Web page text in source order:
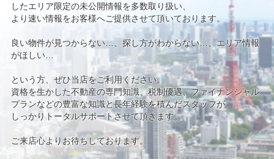
したエリア限定の未公開情報を多数取り扱い、
より速い情報をお客様へご提供させて頂いております。
良い物件が見つからない…、探し方がわからない…、エリア情報
がほしい…
という方、ぜひ当店をご利用ください。
資格を生かした不動産の専門知識、税制優遇、ファイナンシャル
プランなどの豊富な知識と長年経験を積んだスタッフが
しっかりトータルサポートさせて頂きます。
ご来店心よりお待ちしております。